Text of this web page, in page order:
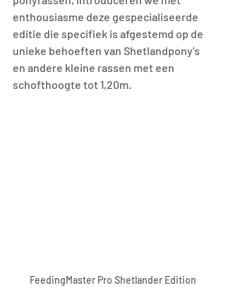
enthousiasme deze gespecialiseerde
editie die specifiek is afgestemd op de
unieke behoeften van Shetlandpony's
en andere kleine rassen met een
schofthoogte tot 1,20m.
FeedingMaster Pro Shetlander Edition